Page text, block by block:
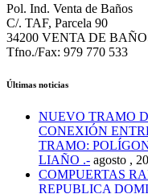
Pol. Ind. Venta de Baños
C/. TAF, Parcela 90
34200 VENTA DE
Tfno./Fax: 979 770 533
Últimas noticias
NUEVO TRAMO
CONEXIÓN
TRAMO:
LIAÑO .- agosto ,
COMPUERTAS
REPUBLICA